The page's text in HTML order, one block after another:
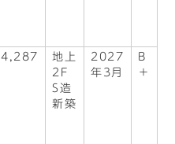
4,287
地上
2F
S造
新築
2027
年3月
B
＋